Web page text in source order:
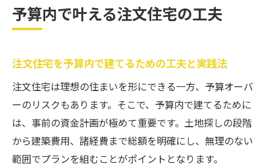
予算内で叶える注文住宅の工夫
注文住宅を予算内で建てるための工夫と実践法
注文住宅は理想の住まいを形にできる一方、予算オーバ
ーのリスクもあります。そこで、予算内で建てるために
は、事前の資金計画が極めて重要です。土地探しの段階
から建築費用、諸経費まで総額を明確にし、無理のない
範囲でプランを組むことがポイントとなります。